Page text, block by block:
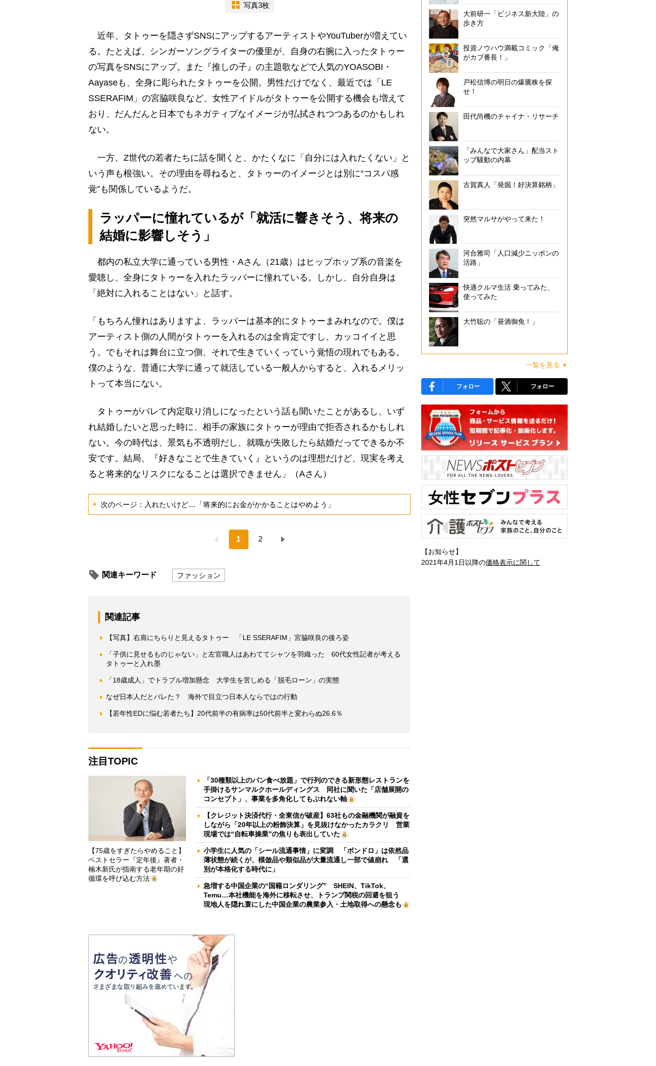
写真3枚
近年、タトゥーを隠さずSNSにアップするアーティストやYouTuberが増えてい
る。たとえば、シンガーソングライターの優里が、自身の右腕に入ったタトゥー
の写真をSNSにアップ。また『推しの子』の主題歌などで人気のYOASOBI・
Aayaseも、全身に彫られたタトゥーを公開。男性だけでなく、最近では「LE
SSERAFIM」の宮脇咲良など、女性アイドルがタトゥーを公開する機会も増えて
おり、だんだんと日本でもネガティブなイメージが払拭されつつあるのかもしれ
ない。
一方、Z世代の若者たちに話を聞くと、かたくなに「自分には入れたくない」と
いう声も根強い。その理由を尋ねると、タトゥーのイメージとは別に“コスパ感
覚”も関係しているようだ。
ラッパーに憧れているが「就活に響きそう、将来の
結婚に影響しそう」
都内の私立大学に通っている男性・Aさん（21歳）はヒップホップ系の音楽を
愛聴し、全身にタトゥーを入れたラッパーに憧れている。しかし、自分自身は
「絶対に入れることはない」と話す。
「もちろん憧れはありますよ、ラッパーは基本的にタトゥーまみれなので。僕は
アーティスト側の人間がタトゥーを入れるのは全肯定ですし、カッコイイと思
う。でもそれは舞台に立つ側、それで生きていくっていう覚悟の現れでもある。
僕のような、普通に大学に通って就活している一般人からすると、入れるメリッ
トって本当にない。
タトゥーがバレて内定取り消しになったという話も聞いたことがあるし、いず
れ結婚したいと思った時に、相手の家族にタトゥーが理由で拒否されるかもしれ
ない。今の時代は、景気も不透明だし、就職が失敗したら結婚だってできるか不
安です。結局、『好きなことで生きていく』というのは理想だけど、現実を考え
ると将来的なリスクになることは選択できません」（Aさん）
次のページ：入れたいけど…「将来的にお金がかかることはやめよう」
1 2
関連キーワード ファッション
関連記事
【写真】右肩にちらりと見えるタトゥー 「LE SSERAFIM」宮脇咲良の後ろ姿
「子供に見せるものじゃない」と左官職人はあわててシャツを羽織った 60代女性記者が考える
タトゥーと入れ墨
「18歳成人」でトラブル増加懸念 大学生を苦しめる「脱毛ローン」の実態
なぜ日本人だとバレた？ 海外で目立つ日本人ならではの行動
【若年性EDに悩む若者たち】20代前半の有病率は50代前半と変わらぬ26.6％
注目TOPIC
【75歳をすぎたらやめること】
ベストセラー『定年後』著者・
楠木新氏が指南する老年期の好
循環を呼び込む方法
「30種類以上のパン食べ放題」で行列のできる新形態レストランを
手掛けるサンマルクホールディングス 同社に聞いた「店舗展開の
コンセプト」、事業を多角化してもぶれない軸
【クレジット決済代行・全東信が破産】63社もの金融機関が融資を
しながら「20年以上の粉飾決算」を見抜けなかったカラクリ 営業
現場では“自転車操業”の焦りも表出していた
小学生に人気の「シール流通事情」に変調 「ボンドロ」は依然品
薄状態が続くが、模倣品や類似品が大量流通し一部で値崩れ 「選
別が本格化する時代に」
急増する中国企業の“国籍ロンダリング” SHEIN、TikTok、
Temu…本社機能を海外に移転させ、トランプ関税の回避を狙う
現地人を隠れ蓑にした中国企業の農業参入・土地取得への懸念も
大前研一「ビジネス新大陸」の
歩き方
投資ノウハウ満載コミック「俺
がカブ番長！」
戸松信博の明日の爆騰株を探
せ！
田代尚機のチャイナ・リサーチ
「みんなで大家さん」配当スト
ップ騒動の内幕
古賀真人「発掘！好決算銘柄」
突然マルサがやって来た！
河合雅司「人口減少ニッポンの
活路」
快適クルマ生活 乗ってみた、
使ってみた
大竹聡の「昼酒御免！」
一覧を見る
フォロー フォロー
【お知らせ】
2021年4月1日以降の価格表示に関して